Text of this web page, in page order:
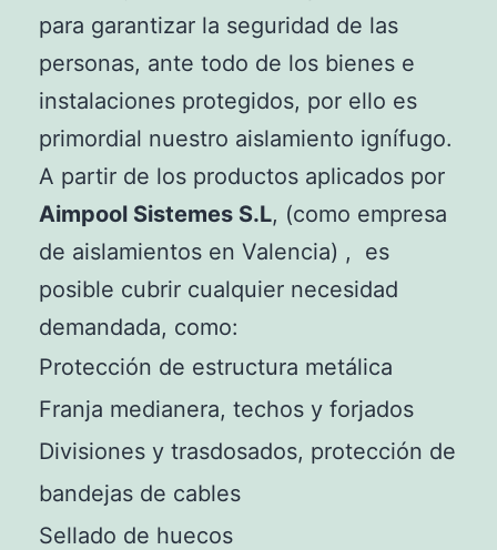
para garantizar la seguridad de las
personas, ante todo de los bienes e
instalaciones protegidos, por ello es
primordial nuestro aislamiento ignífugo.
A partir de los productos aplicados por
Aimpool Sistemes S.L, (como empresa
de aislamientos en Valencia) , es
posible cubrir cualquier necesidad
demandada, como:
Protección de estructura metálica
Franja medianera, techos y forjados
Divisiones y trasdosados, protección de
bandejas de cables
Sellado de huecos